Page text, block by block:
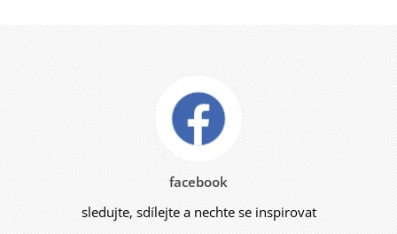
facebook
sledujte, sdílejte a nechte se inspirovat